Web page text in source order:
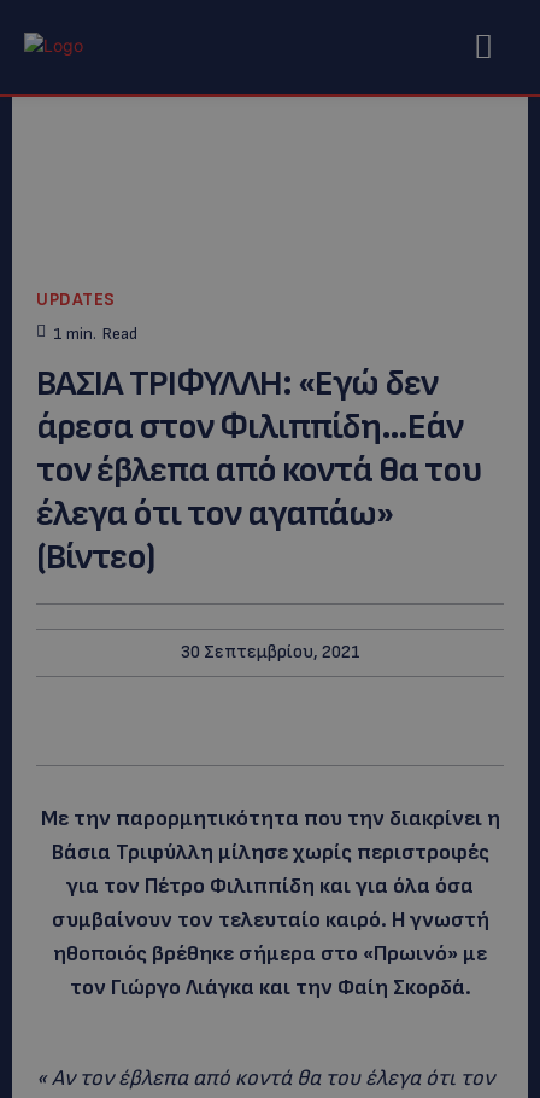
UPDATES
1 min. Read
ΒΑΣΙΑ ΤΡΙΦΥΛΛΗ: «Εγώ δεν
άρεσα στον Φιλιππίδη…Εάν
τον έβλεπα από κοντά θα του
έλεγα ότι τον αγαπάω»
(Βίντεο)
30 Σεπτεμβρίου, 2021
Με την παρορμητικότητα που την διακρίνει η
Βάσια Τριφύλλη μίλησε χωρίς περιστροφές
για τον Πέτρο Φιλιππίδη και για όλα όσα
συμβαίνουν τον τελευταίο καιρό. Η γνωστή
ηθοποιός βρέθηκε σήμερα στο «Πρωινό» με
τον Γιώργο Λιάγκα και την Φαίη Σκορδά.
« Αν τον έβλεπα από κοντά θα του έλεγα ότι τον